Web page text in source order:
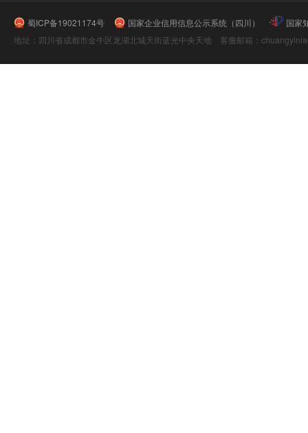
蜀ICP备19021174号 国家企业信用信息公示系统（四川）
国家
地址：四川省成都市金牛区龙湖北城天街蓝光中央天地 客服邮箱：